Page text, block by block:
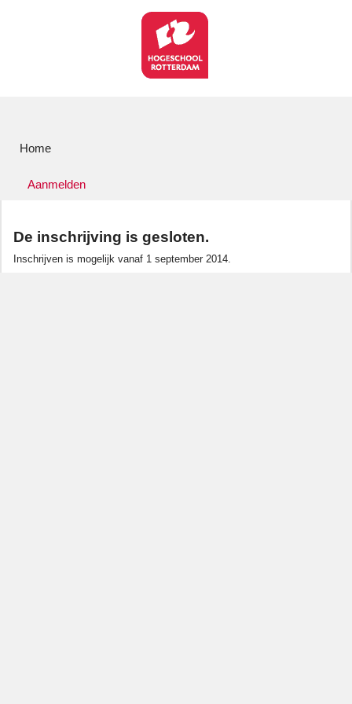
Home
Aanmelden
De inschrijving is gesloten.
Inschrijven is mogelijk vanaf 1 september 2014.